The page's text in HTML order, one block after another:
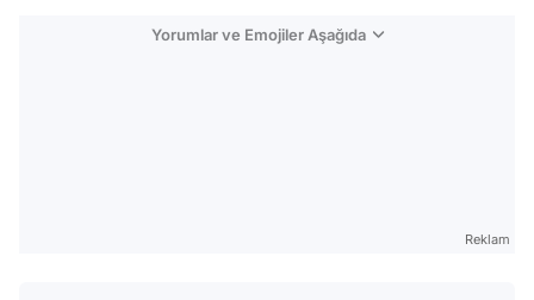
Yorumlar ve Emojiler Aşağıda
Reklam